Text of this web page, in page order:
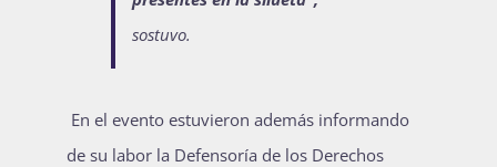
sostuvo.
En el evento estuvieron además informando
de su labor la Defensoría de los Derechos